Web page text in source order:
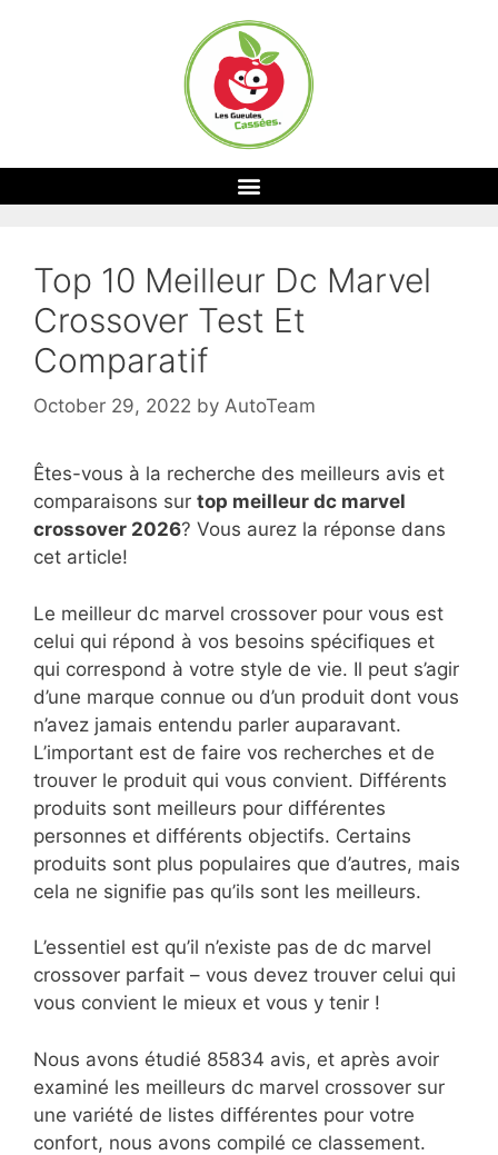
Top 10 Meilleur Dc Marvel
Crossover Test Et
Comparatif
October 29, 2022 by AutoTeam
Êtes-vous à la recherche des meilleurs avis et
comparaisons sur top meilleur dc marvel
crossover 2026? Vous aurez la réponse dans
cet article!
Le meilleur dc marvel crossover pour vous est
celui qui répond à vos besoins spécifiques et
qui correspond à votre style de vie. Il peut s’agir
d’une marque connue ou d’un produit dont vous
n’avez jamais entendu parler auparavant.
L’important est de faire vos recherches et de
trouver le produit qui vous convient. Différents
produits sont meilleurs pour différentes
personnes et différents objectifs. Certains
produits sont plus populaires que d’autres, mais
cela ne signifie pas qu’ils sont les meilleurs.
L’essentiel est qu’il n’existe pas de dc marvel
crossover parfait – vous devez trouver celui qui
vous convient le mieux et vous y tenir !
Nous avons étudié 85834 avis, et après avoir
examiné les meilleurs dc marvel crossover sur
une variété de listes différentes pour votre
confort, nous avons compilé ce classement.